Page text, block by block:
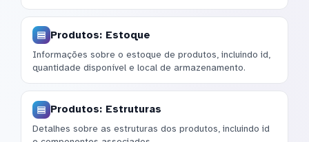
Produtos: Estoque
Informações sobre o estoque de produtos, incluindo id,
quantidade disponível e local de armazenamento.
Produtos: Estruturas
Detalhes sobre as estruturas dos produtos, incluindo id